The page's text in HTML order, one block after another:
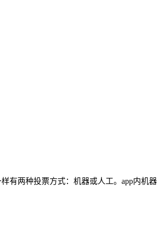
有两种投票方式：机器或人工。app内机器